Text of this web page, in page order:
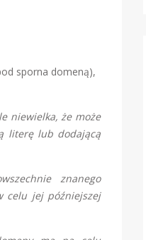
sporna domeną),
niewielka, że może
literę lub dodającą
znanego
celu jej późniejszej